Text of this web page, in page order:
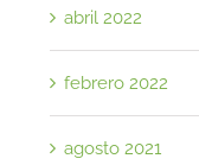
abril 2022
febrero 2022
agosto 2021